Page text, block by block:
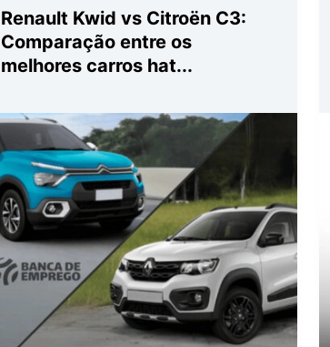
Renault Kwid vs Citroën C3:
Comparação entre os
melhores carros hat...